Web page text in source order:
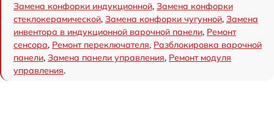
Замена конфорки индукционной, Замена конфорки
стеклокерамической, Замена конфорки чугунной, Замена
инвентора в индукционной варочной панели, Ремонт
сенсора, Ремонт переключателя, Разблокировка варочной
панели, Замена панели управления, Ремонт модуля
управления.